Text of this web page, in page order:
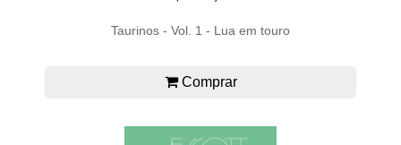
Taurinos - Vol. 1 - Lua em touro
Comprar